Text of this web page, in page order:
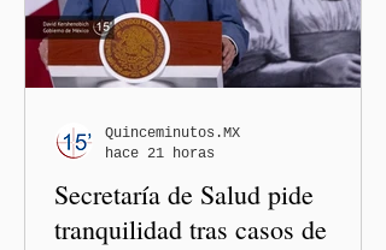
Secretaría de Salud pide
tranquilidad tras casos de
Quinceminutos.MX
hace 21 horas